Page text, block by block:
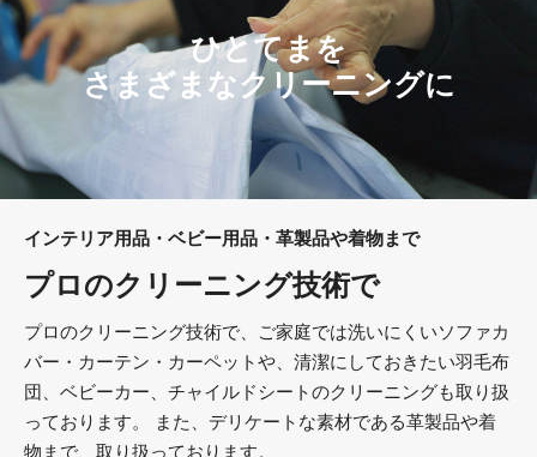
ひとてまを
さまざまなクリーニングに
インテリア用品・ベビー用品・革製品や着物まで
プロのクリーニング技術で
プロのクリーニング技術で、ご家庭では洗いにくいソファカ
バー・カーテン・カーペットや、清潔にしておきたい羽毛布
団、ベビーカー、チャイルドシートのクリーニングも取り扱
っております。 また、デリケートな素材である革製品や着
物まで、取り扱っております。